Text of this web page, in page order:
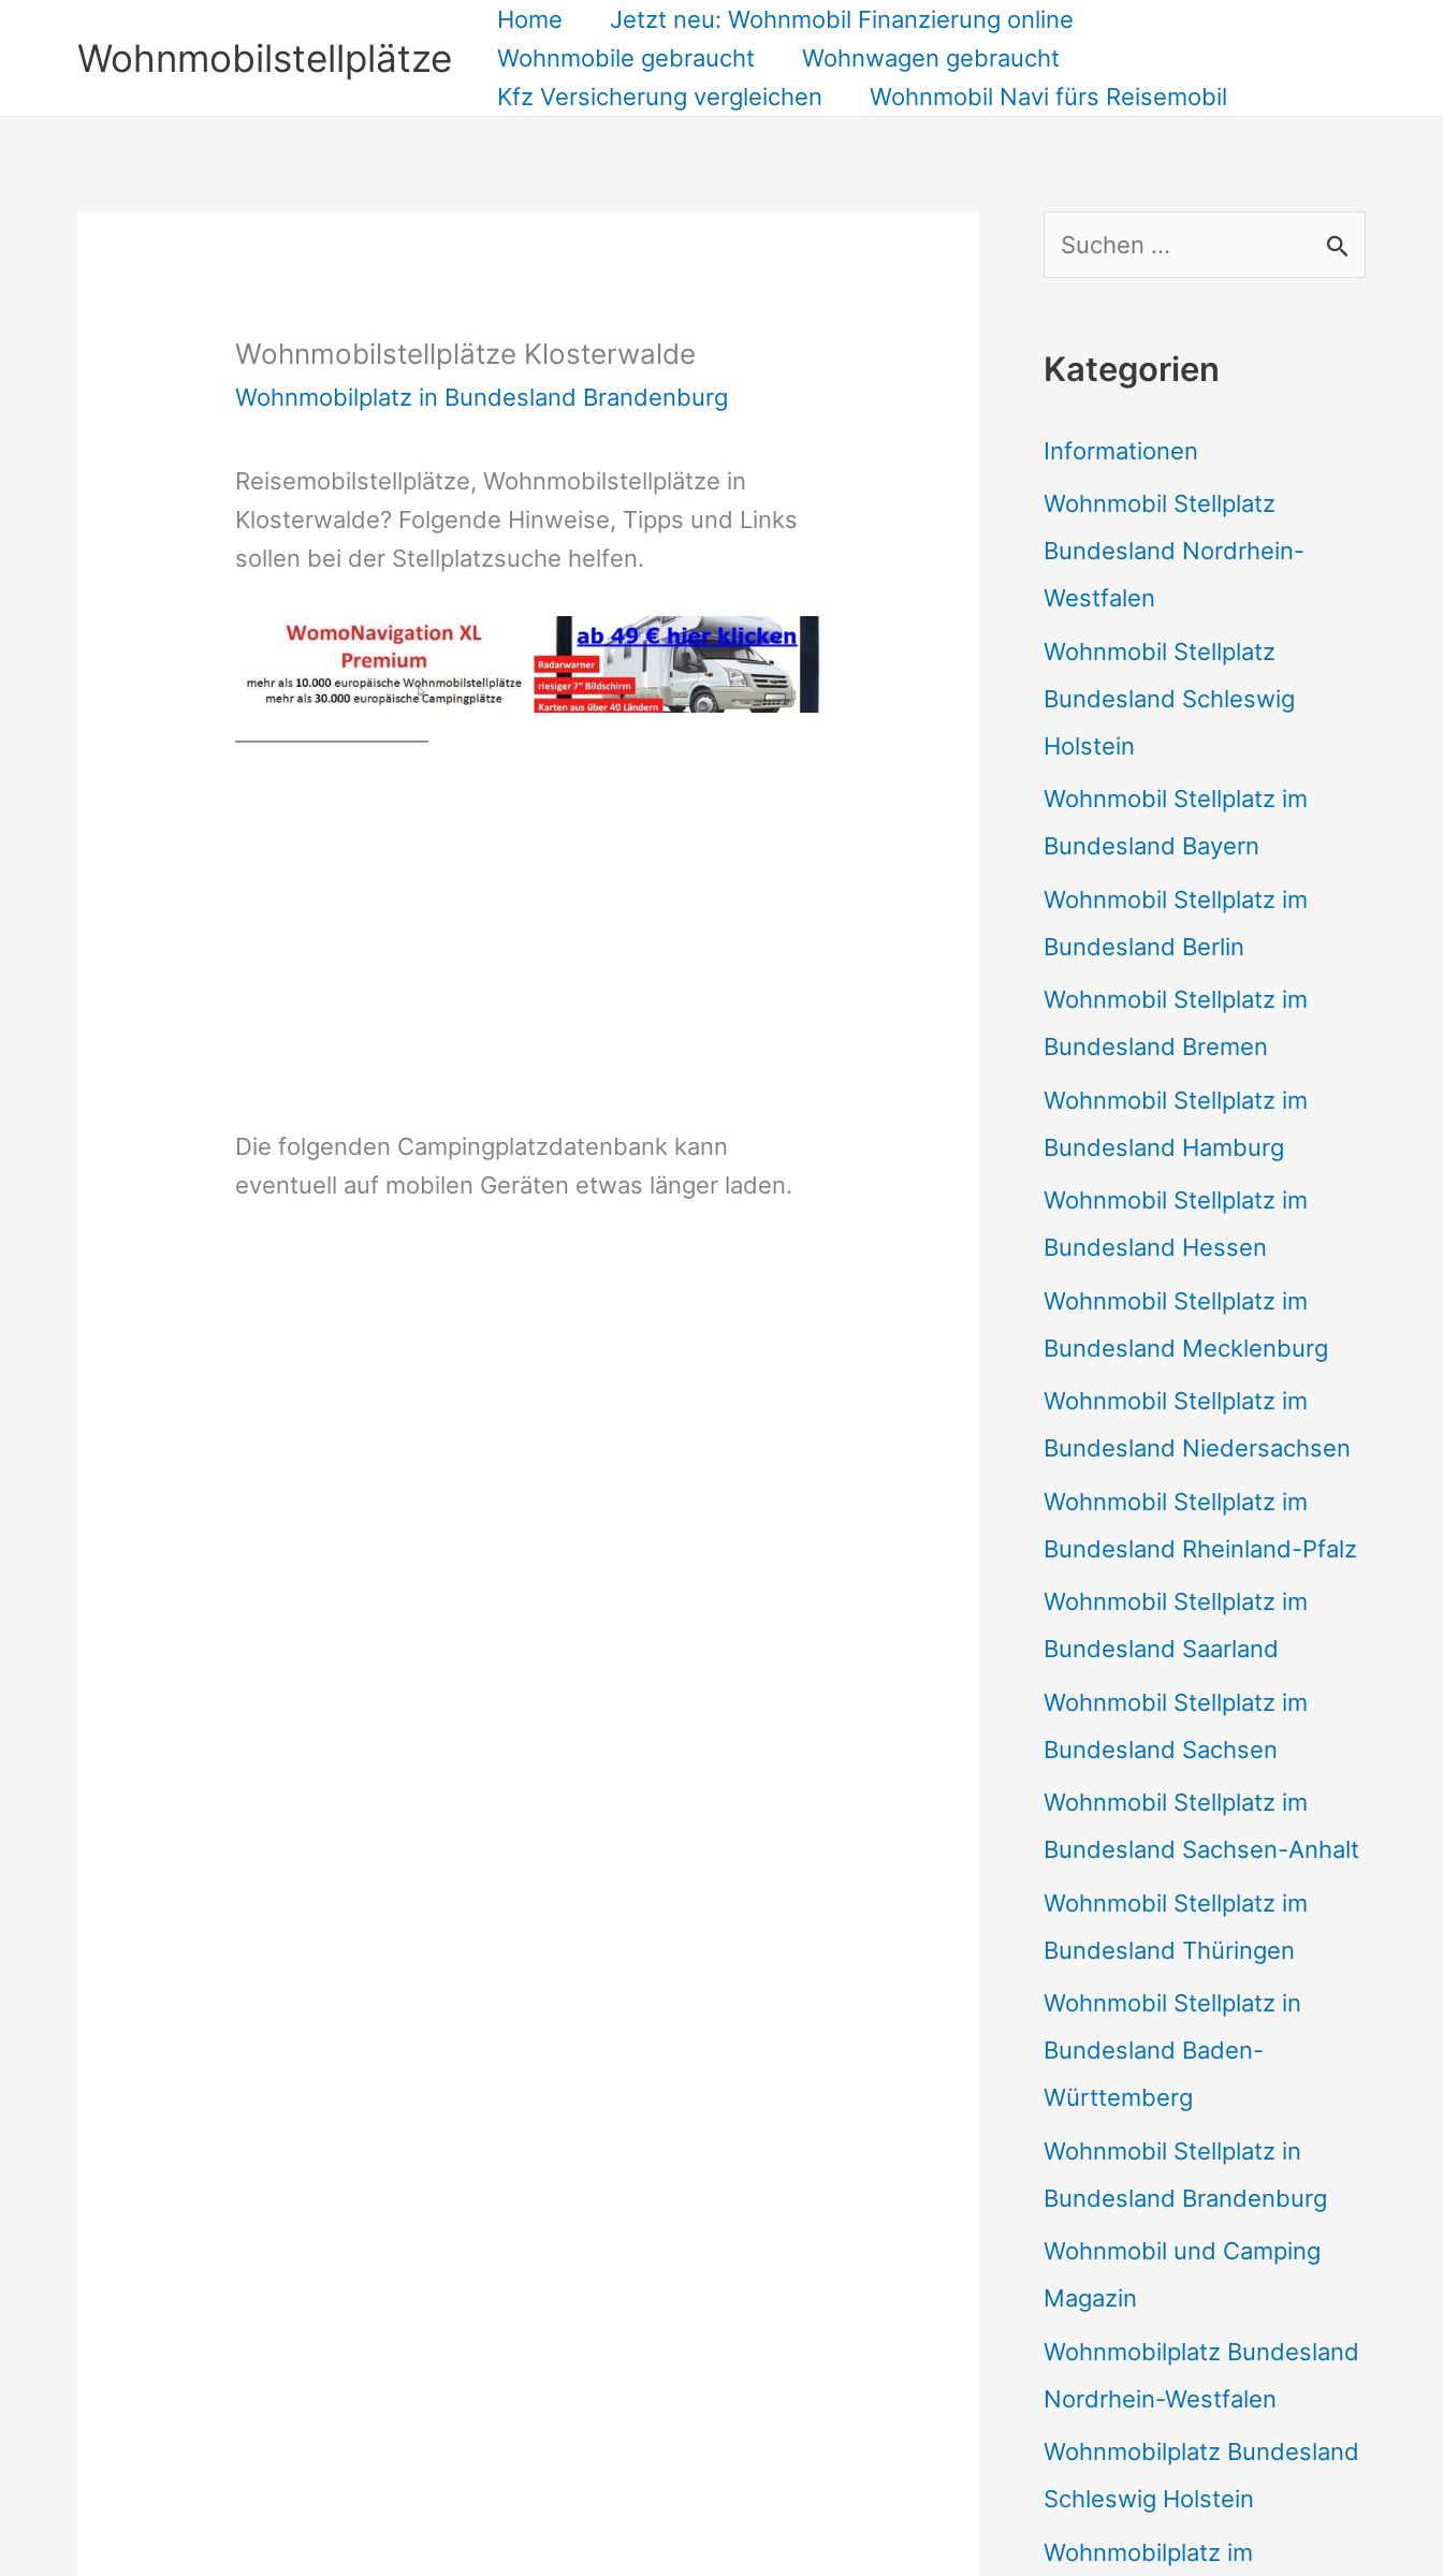
Wohnmobilstellplätze
Home
Jetzt neu: Wohnmobil Finanzierung online
Wohnmobile gebraucht
Wohnwagen gebraucht
Kfz Versicherung vergleichen
Wohnmobil Navi fürs Reisemobil
Wohnmobilstellplätze Klosterwalde
Wohnmobilplatz in Bundesland Brandenburg
Reisemobilstellplätze, Wohnmobilstellplätze in
Klosterwalde? Folgende Hinweise, Tipps und Links
sollen bei der Stellplatzsuche helfen.
Die folgenden Campingplatzdatenbank kann
eventuell auf mobilen Geräten etwas länger laden.
u
h
n
a
c
h
:
Kategorien
Informationen
Wohnmobil Stellplatz
Bundesland Nordrhein-
Westfalen
Wohnmobil Stellplatz
Bundesland Schleswig
Holstein
Wohnmobil Stellplatz im
Bundesland Bayern
Wohnmobil Stellplatz im
Bundesland Berlin
Wohnmobil Stellplatz im
Bundesland Bremen
Wohnmobil Stellplatz im
Bundesland Hamburg
Wohnmobil Stellplatz im
Bundesland Hessen
Wohnmobil Stellplatz im
Bundesland Mecklenburg
Wohnmobil Stellplatz im
Bundesland Niedersachsen
Wohnmobil Stellplatz im
Bundesland Rheinland-Pfalz
Wohnmobil Stellplatz im
Bundesland Saarland
Wohnmobil Stellplatz im
Bundesland Sachsen
Wohnmobil Stellplatz im
Bundesland Sachsen-Anhalt
Wohnmobil Stellplatz im
Bundesland Thüringen
Wohnmobil Stellplatz in
Bundesland Baden-
Württemberg
Wohnmobil Stellplatz in
Bundesland Brandenburg
Wohnmobil und Camping
Magazin
Wohnmobilplatz Bundesland
Nordrhein-Westfalen
Wohnmobilplatz Bundesland
Schleswig Holstein
Wohnmobilplatz im